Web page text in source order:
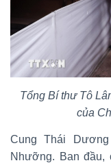
Tổng Bí thư Tô
của
Cung Thái
Nhưỡng. Ban đầu,